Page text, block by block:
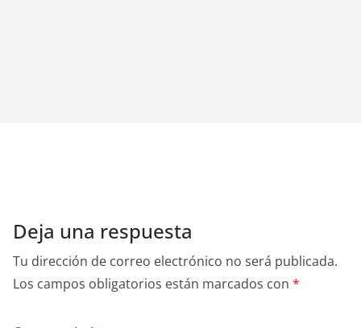
Deja una respuesta
Tu dirección de correo electrónico no será publicada.
Los campos obligatorios están marcados con *